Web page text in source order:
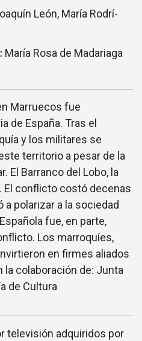
León, Marí­a Rodrí­
Marí­a Rosa de Madariaga
Marruecos fue
de España. Tras el
y los militares se
territorio a pesar de la
El Barranco del Lobo, la
El conflicto costó decenas
a polarizar a la sociedad
fue, en parte,
Los marroquí­es,
en firmes aliados
la colaboración de: Junta
de Cultura
televisión adquiridos por